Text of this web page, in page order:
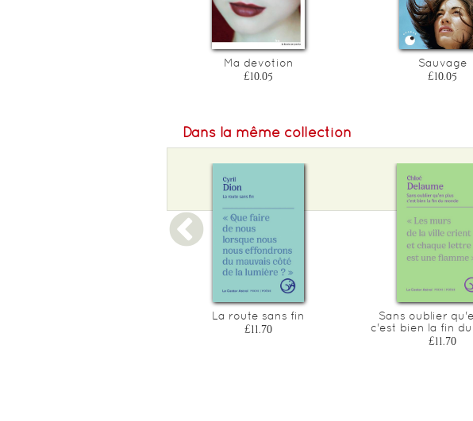
Ma devotion
£10.05
Sauvage
£10.05
Dans la même collection
La route sans fin
£11.70
Sans oublier
c'est bien la fin
£11.70